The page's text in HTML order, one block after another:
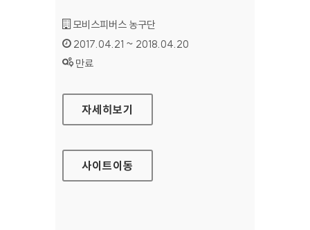
기관명 :
모비스피버스 농구단
인증기간 :
2017.04.21 ~ 2018.04.20
상태 :
만료
모비스피버스 농구단 대표 홈페이지
자세히보기
사이트이동